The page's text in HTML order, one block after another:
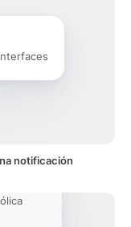
notificación